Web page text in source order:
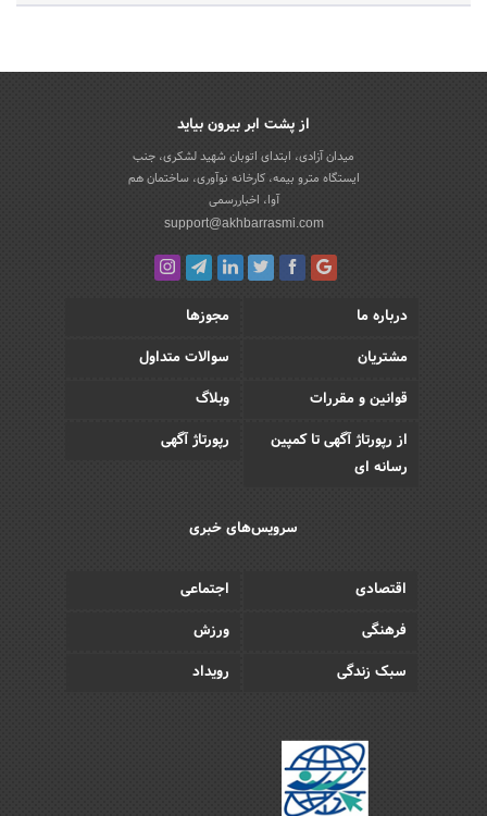
از پشت ابر بیرون بیاید
میدان آزادی، ابتدای اتوبان شهید لشکری، جنب
ایستگاه مترو بیمه، کارخانه نوآوری، ساختمان هم
آوا، اخباررسمی
support@akhbarrasmi.com
درباره ما
مجوزها
مشتریان
سوالات متداول
قوانین و مقررات
وبلاگ
از رپورتاژ آگهی تا کمپین
رسانه ای
رپورتاژ آگهی
سرویس‌های خبری
اقتصادی
اجتماعی
فرهنگی
ورزش
سبک زندگی
رویداد